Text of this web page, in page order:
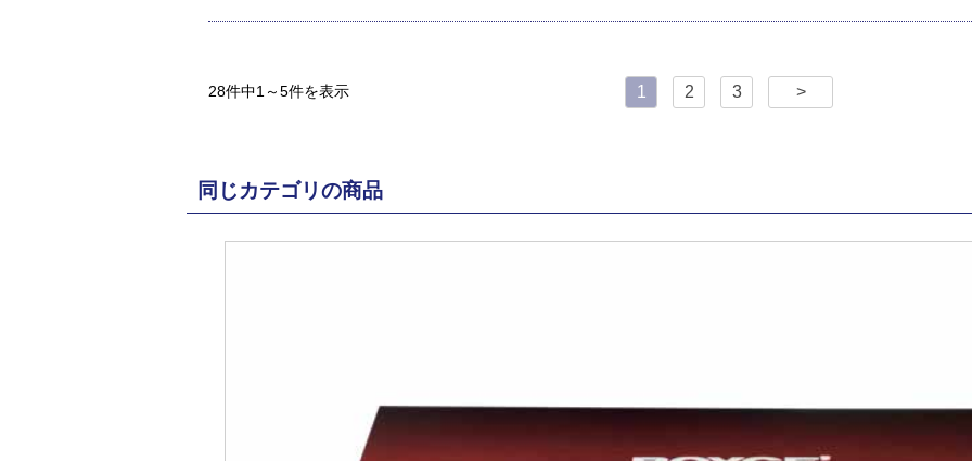
28件中1～5件を表示 1 2 3 >
同じカテゴリの商品